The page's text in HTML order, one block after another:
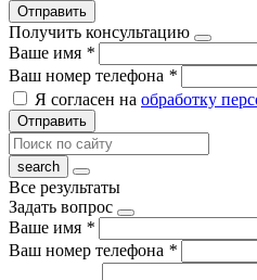
Отправить
Получить консультацию
Ваше имя *
Ваш номер телефона *
Я согласен на обработку
Отправить
Все результаты
Задать вопрос
Ваше имя *
Ваш номер телефона *